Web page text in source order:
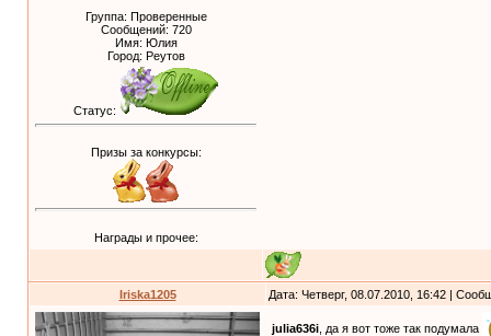
Группа: Проверенные
Сообщений: 720
Имя: Юлия
Город: Реутов
Статус:
Призы за конкурсы:
Награды и прочее:
Iriska1205 Дата: Четверг, 08.07.2010, 16:42 |
julia636i , да я вот тоже так подумала